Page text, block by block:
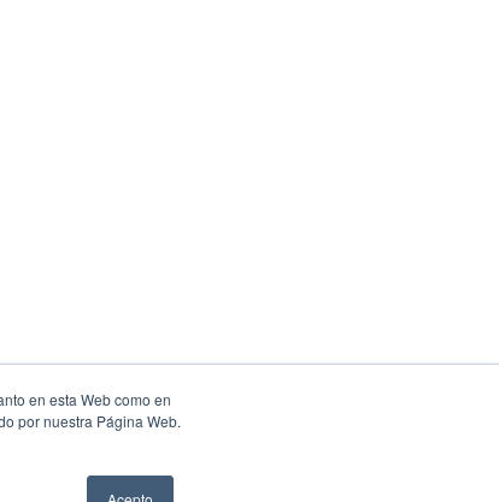
en esta Web como en
por nuestra Página Web.